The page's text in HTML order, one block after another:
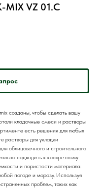
MIX VZ 01.С
созданы, чтобы сделать вашу
кладочные смеси и растворы
есть решения для любых
растворы для укладки
облицовочного и строительного
подходить к конкретному
и пористости материала.
погоде и морозу. Используя
проблем, таких как